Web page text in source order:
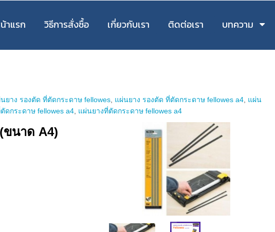
าแรก วิธีการสั่งซื้อ เกี่ยวกับเรา ติดต่อเรา บทความ
ยาง รองตัด ที่ตัดกระดาษ fellowes แผ่นยาง รองตัด ที่ตัดกระดาษ fellowes a4 แผ่น
ดกระดาษ fellowes a4 แผ่นยางที่ตัดกระดาษ fellowes a4
นาด A4)